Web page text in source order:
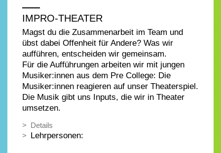
IMPRO-THEATER
Magst du die Zusammenarbeit im Team und
übst dabei Offenheit für Andere? Was wir
aufführen, entscheiden wir gemeinsam.
Für die Aufführungen arbeiten wir mit jungen
Musiker:innen aus dem Pre College: Die
Musiker:innen reagieren auf unser Theaterspiel.
Die Musik gibt uns Inputs, die wir in Theater
umsetzen.
Details
Lehrpersonen: